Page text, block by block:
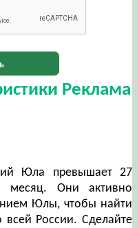
Реклама
Юла превышает 27
месяц. Они активно
Юлы, чтобы найти
всей России. Сделайте